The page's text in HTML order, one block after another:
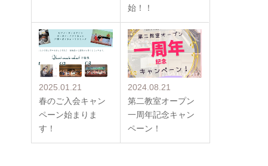
始！！
2025.01.21
春のご入会キャン
ペーン始まりま
す！
2024.08.21
第二教室オープン
一周年記念キャン
ペーン！